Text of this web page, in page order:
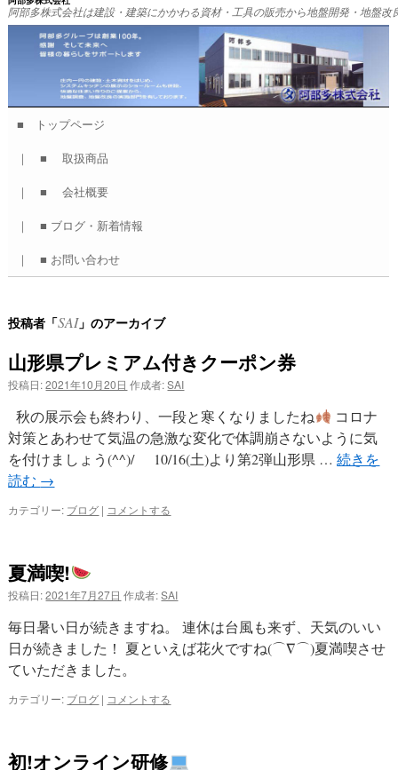
阿部多株式会社は建設・建築にかかわる資材・工具の販売から地盤開発・地盤
コ
ン
テ
ン
ツ
ス
キ
ッ
プ
■ トップページ
｜ ■ 取扱商品
｜ ■ 会社概要
｜ ■ ブログ・新着情報
｜ ■ お問い合わせ
投稿者「SAI」のアーカイブ
山形県プレミアム付きクーポン券
投稿日: 2021年10月20日 作成者: SAI
秋の展示会も終わり、一段と寒くなりましたね
コロナ
対策とあわせて気温の急激な変化で体調崩さないように気
を付けましょう(^^)/ 10/16(土)より第2弾山形県 …続きを
読む →
カテゴリー: ブログ | コメントする
夏満喫!
投稿日: 2021年7月27日 作成者: SAI
毎日暑い日が続きますね。 連休は台風も来ず、天気のいい
日が続きました！ 夏といえば花火ですね(⌒∇⌒)夏満喫させ
ていただきました。
カテゴリー: ブログ | コメントする
初!オンライン研修